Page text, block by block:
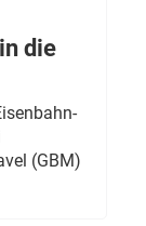
die
(GBM)